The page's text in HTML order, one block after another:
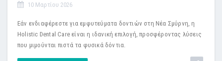
10 Μαρτίου 2026
Εάν ενδιαφέρεστε για εμφυτεύματα δοντιών στη Νέα Σμύρνη, η
Holistic Dental Care είναι η ιδανική επιλογή, προσφέροντας λύσεις
που μιμούνται πιστά τα φυσικά δόντια.